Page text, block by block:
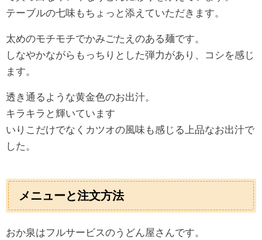
テーブルの七味もちょっと添えていただきます。
太めのモチモチでかみごたえのある麺です。
しなやかながらもっちりとした弾力があり、コシを感じ
ます。
透き通るような黄金色のお出汁。
キラキラと輝いています
いりこだけでなくカツオの風味も感じる上品なお出汁で
した。
メニューと注文方法
おか泉はフルサービスのうどん屋さんです。